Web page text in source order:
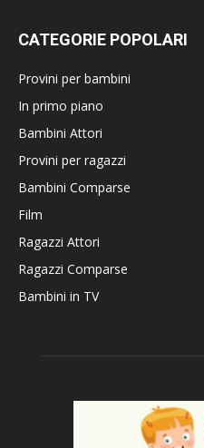
CATEGORIE POPOLARI
Provini per bambini
In primo piano
Bambini Attori
Provini per ragazzi
Bambini Comparse
Film
Ragazzi Attori
Ragazzi Comparse
Bambini in TV